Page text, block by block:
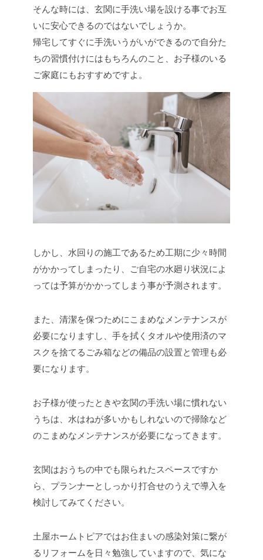
そんな時には、玄関に手洗い場を設ける事でお互
いに安心できるのではないでしょうか。
帰宅してすぐに手洗いうがいができるので自分た
ちの習慣付けにはもちろんのこと、お子様のいる
ご家庭にもおすすめですよ。
しかし、水回りの施工であるため工期に少々時間
がかかってしまったり、ご自宅の水廻り状況によ
っては予算がかかってしまう事が予測されます。
また、清潔を保つためにこまめなメンテナンスが
必要になりますし、手を拭くタオルや使用済のマ
スクを捨てるごみ箱などの備品の設置と管理も必
要になります。
お子様が使ったときや玄関の手洗い場に慣れない
うちは、水はねが多いかもしれないので掃除など
のこまめなメンテナンスが必要になってきます。
玄関はおうちの中でも限られたスペースですか
ら、プランナーとしっかり打合せのうえで導入を
検討してみてください。
土屋ホームトピアではお住まいの感染対策に繋が
るリフォームを日々勉強していますので、気にな